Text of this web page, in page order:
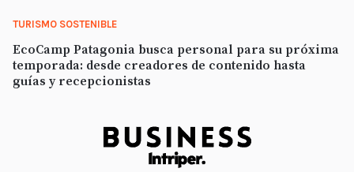
TURISMO SOSTENIBLE
EcoCamp Patagonia busca personal para su próxima
temporada: desde creadores de contenido hasta
guías y recepcionistas